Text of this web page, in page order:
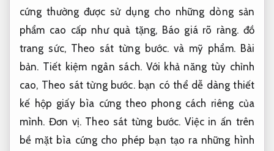
cứng thường được sử dụng cho những dòng sản
phẩm cao cấp như quà tặng, Báo giá rõ ràng. đồ
trang sức, Theo sát từng bước. và mỹ phẩm. Bài
bản. Tiết kiệm ngân sách.Với khả năng tùy chỉnh
cao, Theo sát từng bước.bạn có thể dễ dàng thiết
kế hộp giấy bìa cứng theo phong cách riêng của
mình. Đơn vị. Theo sát từng bước. Việc in ấn trên
bề mặt bìa cứng cho phép bạn tạo ra những hình